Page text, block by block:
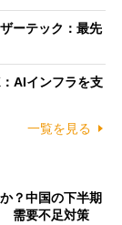
ーテック：最先
AIインフラを支
一覧を見る
？中国の下半期
需要不足対策